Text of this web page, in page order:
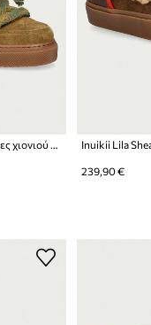
239,90 €